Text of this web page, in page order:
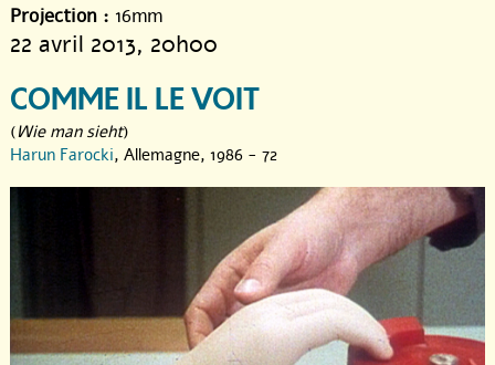
Projection : 16mm
22 avril 2013, 20h00
COMME IL LE VOIT
(Wie man sieht)
Harun Farocki, Allemagne, 1986 - 72